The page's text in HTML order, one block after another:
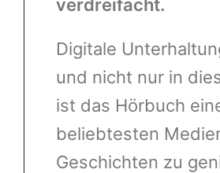
verdreifacht.
Digitale
und nicht nur in
ist das Hörbuch
beliebtesten
Geschichten zu